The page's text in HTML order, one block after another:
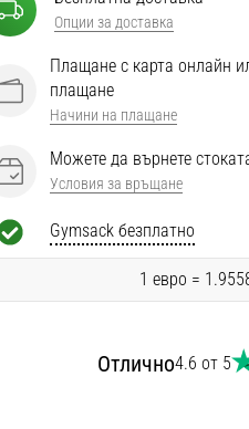
Опции за доставка
Плащане с карта онлайн
плащане
Начини на плащане
Можете да върнете
Условия за връщане
Gymsack безплатно
1 евро =
Отлично4.6 от 5